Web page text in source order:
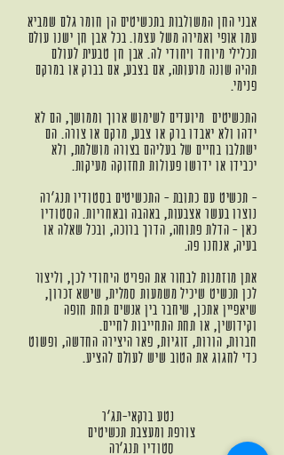
אבני החן המשולבות בתכשיטים הן חומר גלם שמביא
עמו אופי ואמירה משל עצמו. בכל אבן חן ישנו עולם
תכלילי מיוחד ויחודי לה. אבן חן טבעית לעולם
תהיה שונה מרעותה, אם בצבע, אם בברק או במרקם
פנימי.
התכשיטים מיועדים לשימוש ארוך וממושך, הם לא
ידהו ולא יאבדו ברק או צבע, מרקם או צורה. הם
ישתלבו בחיים של בעליהם בצורה מושלמת, ולא
יכבידו או ידרשו פעולות תחזוקה מעיקות.
- תכשיט עם כתובת - התכשיטים בסטודיו תנג'רה
נוצרו בעשר אצבעות, באהבה ובאחריות. הסטודיו
כאן - הדלת פתוחה, הדרך ברוכה, ובכל שאלה או
בעיה, אנחנו פה.
אתן מוזמנות לבחור את הפריט היחודי לכן, וליצור
לכן תכשיט שיכיל משמעות סמלית, שישא זכרון,
שיאפיין אתכן, שיחבר בין אנשים תחת חופה
וקידושין, או תחת התחייבות לחיים.
חברוּת, הורוּת, זוגיוּת, פאר היצירה החדשה, ופשוט
כדי לחגוג את הטוב שיש לעולם להציע.
נטע ברקאי-תג'ר
צורפת ומעצבת תכשיטים
סטודיו תנג'רה